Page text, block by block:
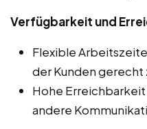
Verfügbarkeit und
Flexible
der Kunden gerecht
Hohe
andere